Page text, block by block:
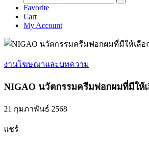
Favorite
Cart
My Account
งานโฆษณาและบทความ
NIGAO นวัตกรรมครีมฟอกผมที่มีให้เ
21 กุมภาพันธ์ 2568
แชร์